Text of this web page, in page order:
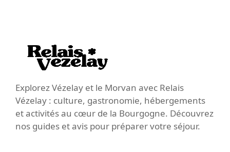
Explorez Vézelay et le Morvan avec Relais
Vézelay : culture, gastronomie, hébergements
et activités au cœur de la Bourgogne. Découvrez
nos guides et avis pour préparer votre séjour.